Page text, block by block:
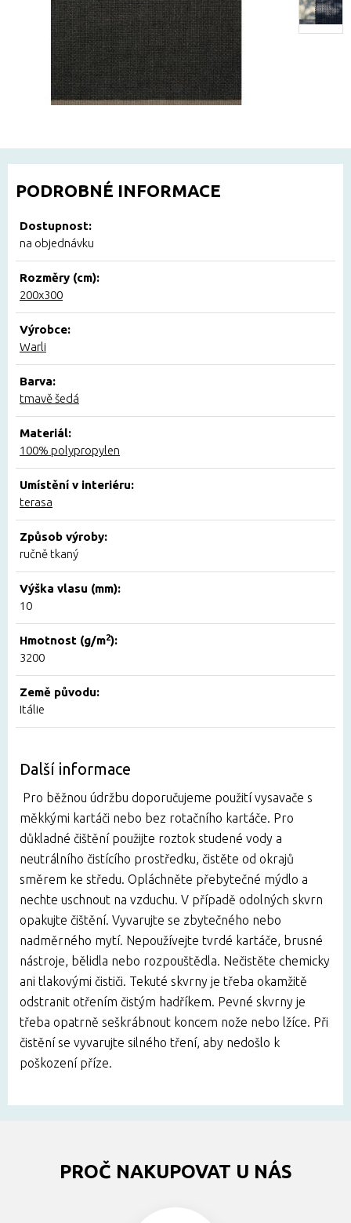
PODROBNÉ INFORMACE
Dostupnost:
na objednávku
Rozměry (cm):
200x300
Výrobce:
Warli
Barva:
tmavě šedá
Materiál:
100% polypropylen
Umístění v interiéru:
terasa
Způsob výroby:
ručně tkaný
Výška vlasu (mm):
10
Hmotnost (g/m2):
3200
Země původu:
Itálie
Další informace
Pro běžnou údržbu doporučujeme použití vysavače s
měkkými kartáči nebo bez rotačního kartáče. Pro
důkladné čištění použijte roztok studené vody a
neutrálního čistícího prostředku, čistěte od okrajů
směrem ke středu. Opláchněte přebytečné mýdlo a
nechte uschnout na vzduchu. V případě odolných skvrn
opakujte čištění. Vyvarujte se zbytečného nebo
nadměrného mytí. Nepoužívejte tvrdé kartáče, brusné
nástroje, bělidla nebo rozpouštědla. Nečistěte chemicky
ani tlakovými čističi. Tekuté skvrny je třeba okamžitě
odstranit otřením čistým hadříkem. Pevné skvrny je
třeba opatrně seškrábnout koncem nože nebo lžíce. Při
čistění se vyvarujte silného tření, aby nedošlo k
poškození příze.
PROČ NAKUPOVAT U NÁS